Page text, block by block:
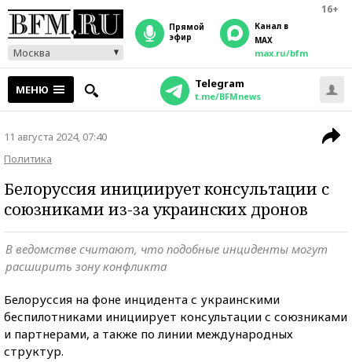
16+
Москва
прямой
эфир
Канал в
MAX
max.ru/bfm
МЕНЮ Telegram
t.me/BFMnews
11 августа 2024, 07:40
Политика
Белоруссия инициирует консультации с
союзниками из-за украинских дронов
В ведомстве считают, что подобные инциденты могут
расширить зону конфликта
Белоруссия на фоне инцидента с украинскими
беспилотниками инициирует консультации с союзниками
и партнерами, а также по линии международных
структур.